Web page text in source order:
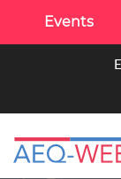
Events